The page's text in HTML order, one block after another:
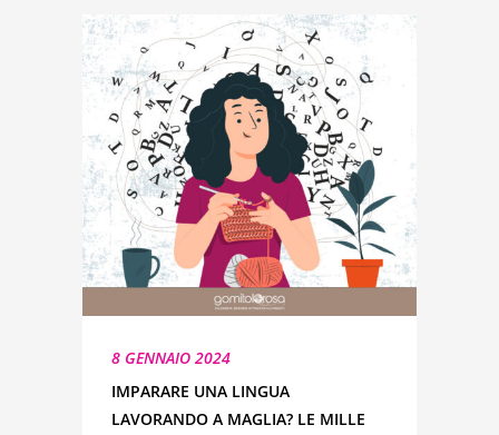
8 GENNAIO 2024
IMPARARE UNA LINGUA
LAVORANDO A MAGLIA? LE MILLE